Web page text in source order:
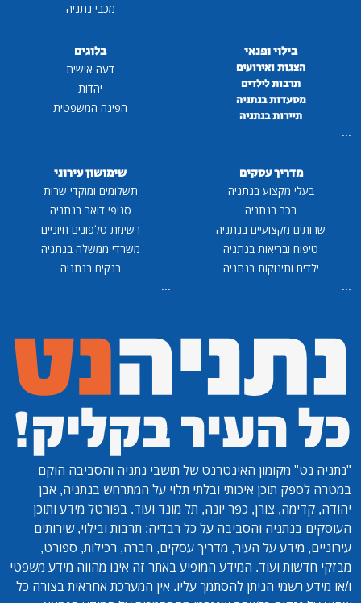
מכבי נתניה
בילוי ופנאי
הצגות ואירועים
תרבות לילדים
מסעדות בנתניה
תיירות בנתניה
...
בלוגים
דעה אישית
יהדות
הפינה המשפטית
מדריך עסקים
בעלי מקצוע בנתניה
רכב בנתניה
שרותים מקצועיים בנתניה
טיפוח ובריאות בנתניה
ילדים ותינוקות בנתניה
...
שימושון עירוני
תשלומים ומוקדי שרות
סניפי דואר בנתניה
רשימת טלפונים חיוניים
משרדי ממשלה בנתניה
בנקים בנתניה
...
"נתניה נט" מקומון האינטרנט של תושבי נתניה והסביבה הוקם
במטרה לספק תוכן איכותי ובלתי תלוי על המתרחש בנתניה, אבן
יהודה, קדימה, צורן, כפר יונה, תל מונד ועוד. בפורטל מידע ותוכן
העוסקים בנתניה והסביבה על כל רבדיה: תרבות ובילוי, שירותים
עירוניים, מידע על העיר, מדריך עסקים, חברה, רכילות, ספורט,
מבזקי חדשות ועוד. המידע המופיע באתר זה אינו מהווה מידע משפטי
ו/או מידע רשמי הניתן להסתמך עליו. אין המערכת אחראית בצורה כל